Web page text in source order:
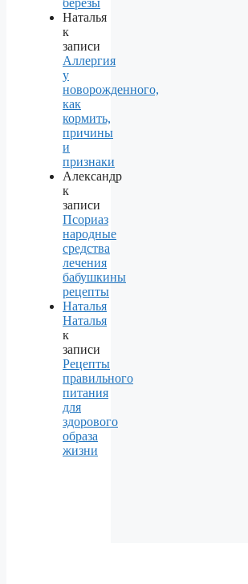
березы
Наталья
к
записи
Аллергия
у
новорожденного,
как
кормить,
причины
и
признаки
Александр
к
записи
Псориаз
народные
средства
лечения
бабушкины
рецепты
Наталья
Наталья
к
записи
Рецепты
правильного
питания
для
здорового
образа
жизни